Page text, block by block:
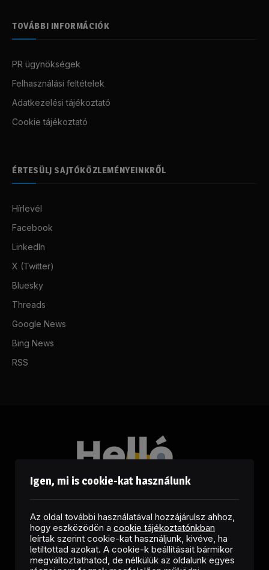
TOVÁBBI INFORMÁCIÓK
PR ügynökségek
Felhasználási feltételek
Adatkezelési tájékoztató
Cookie tájékoztató
ÉRTESÜLJ SAJTÓKÖZLEMÉNYEINKRŐL
Hírlevél
Facebook
LinkedIn
X (Twitter)
Bluesky
Threads
Google News
Bing News
RSS
FacebookLinkedInX
RSS
Igen, mi is cookie-kat használunk
Az oldal további használatával hozzájárulsz ahhoz,
hogy eszközödön a cookie tájékoztatónkban
leírtak szerint cookie-kat használjunk, kivéve, ha
letiltottad azokat. A cookie-k beállításait bármikor
megváltoztathatod, de nélkülük az oldalunk egyes